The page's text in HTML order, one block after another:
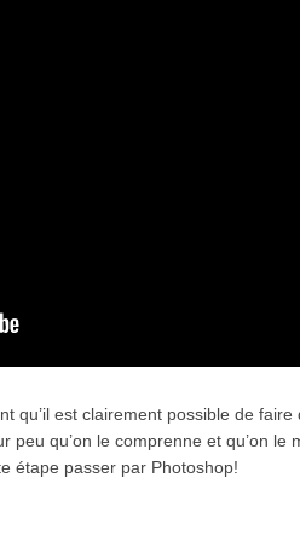
qu’il est clairement possible de faire
peu qu’on le comprenne et qu’on le
étape passer par Photoshop!